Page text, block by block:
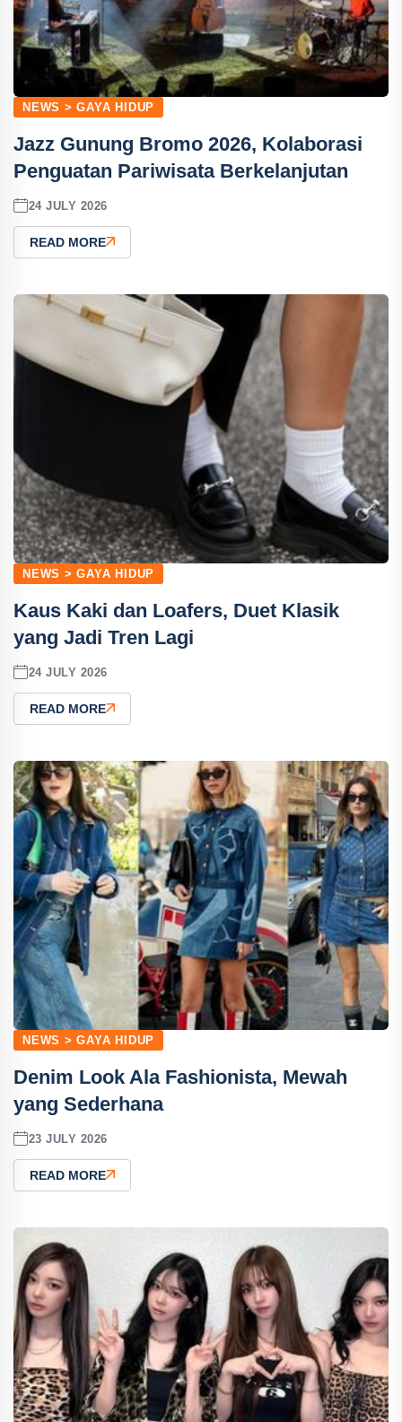
NEWS > GAYA HIDUP
Jazz Gunung Bromo 2026, Kolaborasi
Penguatan Pariwisata Berkelanjutan
24 JULY 2026
READ MORE
NEWS > GAYA HIDUP
Kaus Kaki dan Loafers, Duet Klasik
yang Jadi Tren Lagi
24 JULY 2026
READ MORE
NEWS > GAYA HIDUP
Denim Look Ala Fashionista, Mewah
yang Sederhana
23 JULY 2026
READ MORE